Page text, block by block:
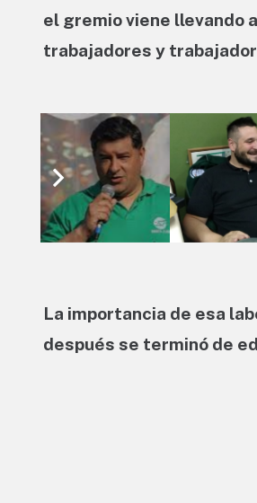
el gremio viene llevando
trabajadores y
La importancia de esa
después se terminó de